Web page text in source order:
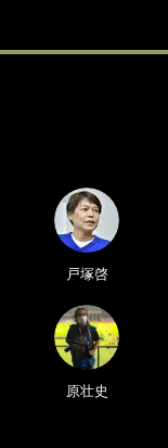
戸塚啓
原壮史